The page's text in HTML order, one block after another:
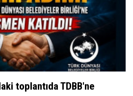
toplantıda TDBB'ne